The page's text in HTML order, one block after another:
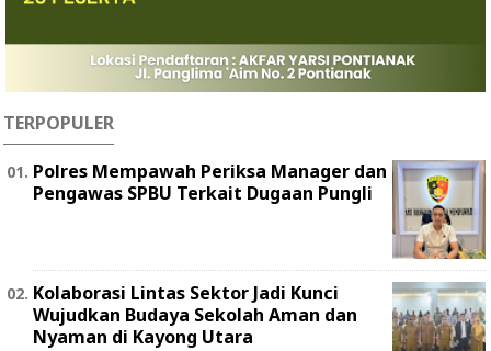
TERPOPULER
Polres Mempawah Periksa Manager dan
Pengawas SPBU Terkait Dugaan Pungli
Kolaborasi Lintas Sektor Jadi Kunci
Wujudkan Budaya Sekolah Aman dan
Nyaman di Kayong Utara